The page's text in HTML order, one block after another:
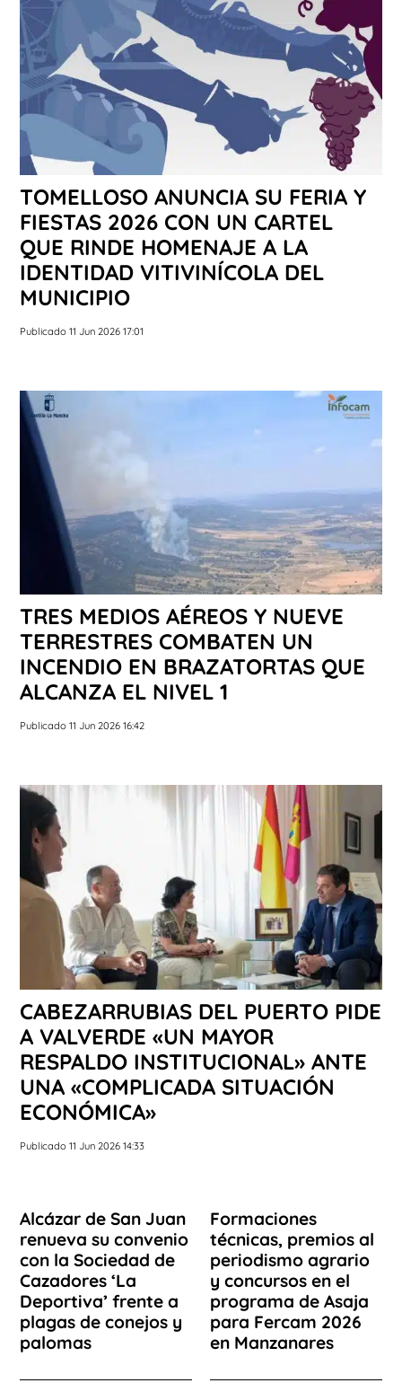
TOMELLOSO ANUNCIA SU FERIA Y
FIESTAS 2026 CON UN CARTEL
QUE RINDE HOMENAJE A LA
IDENTIDAD VITIVINÍCOLA DEL
MUNICIPIO
Publicado 11 Jun 2026 17:01
TRES MEDIOS AÉREOS Y NUEVE
TERRESTRES COMBATEN UN
INCENDIO EN BRAZATORTAS QUE
ALCANZA EL NIVEL 1
Publicado 11 Jun 2026 16:42
CABEZARRUBIAS DEL PUERTO PIDE
A VALVERDE «UN MAYOR
RESPALDO INSTITUCIONAL» ANTE
UNA «COMPLICADA SITUACIÓN
ECONÓMICA»
Publicado 11 Jun 2026 14:33
Alcázar de San Juan
renueva su convenio
con la Sociedad de
Cazadores ‘La
Deportiva’ frente a
plagas de conejos y
palomas
Formaciones
técnicas, premios al
periodismo agrario
y concursos en el
programa de Asaja
para Fercam 2026
en Manzanares